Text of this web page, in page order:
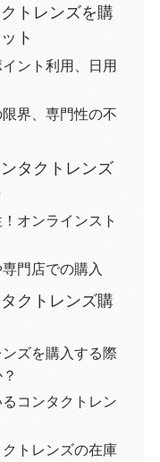
トレンズを購
ト
ント利用、日用
界、専門性の不
タクトレンズ
オンラインスト
門店での購入
クトレンズ購
ズを購入する際
コンタクトレン
トレンズの在庫